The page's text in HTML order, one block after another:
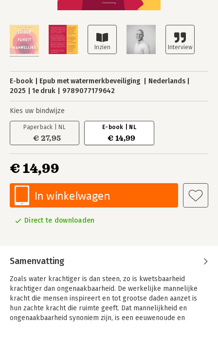
E-book Epub met watermerkbeveiliging
Nederlands
2025
1e druk 9789077179642
Kies uw bindwijze
Paperback | NL
€ 27,95
E-book | NL
€ 14,99
€ 14,99
In winkelwagen
Direct te downloaden
Samenvatting
Zoals water krachtiger is dan steen, zo is kwetsbaarheid
krachtiger dan ongenaakbaarheid. De werkelijke mannelijke
kracht die mensen inspireert en tot grootse daden aanzet is
hun zachte kracht die ruimte geeft. Dat mannelijkheid en
ongenaakbaarheid synoniem zijn, is een eeuwenoude en